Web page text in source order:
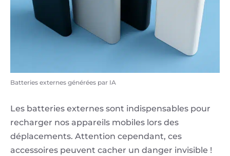
Batteries externes générées par IA
Les batteries externes sont indispensables pour
recharger nos appareils mobiles lors des
déplacements. Attention cependant, ces
accessoires peuvent cacher un danger invisible !